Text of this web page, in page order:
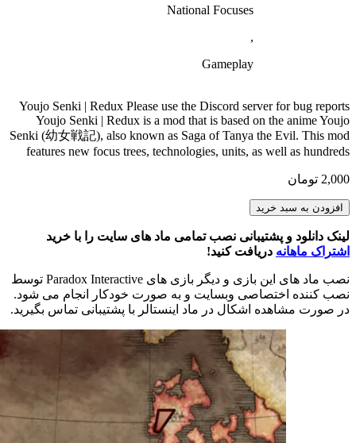
National Focuses
,
Gameplay
Youjo Senki | Redux Please use the Discord server for bug reports
Youjo Senki | Redux is a mod that is based on the anime Youjo
Senki (幼女戦記), also known as Saga of Tanya the Evil. This mod
features new focus trees, technologies, units, as well as hundreds
2,000 تومان
Youjo
Senki
|
Redux
افزودن به سبد خرید
لینک دانلود و پشتیبانی نصب تمامی ماد های سایت را با خرید
اشتراک ماهانه دریافت کنید!
نصب ماد های این بازی و دیگر بازی های Paradox Interactive توسط
نصب کننده اختصاصی وبسایت و به صورت خودکار انجام می شود.
در صورت مشاهده اشکال در ماد اینستالر با پشتیبانی تماس بگیرید.